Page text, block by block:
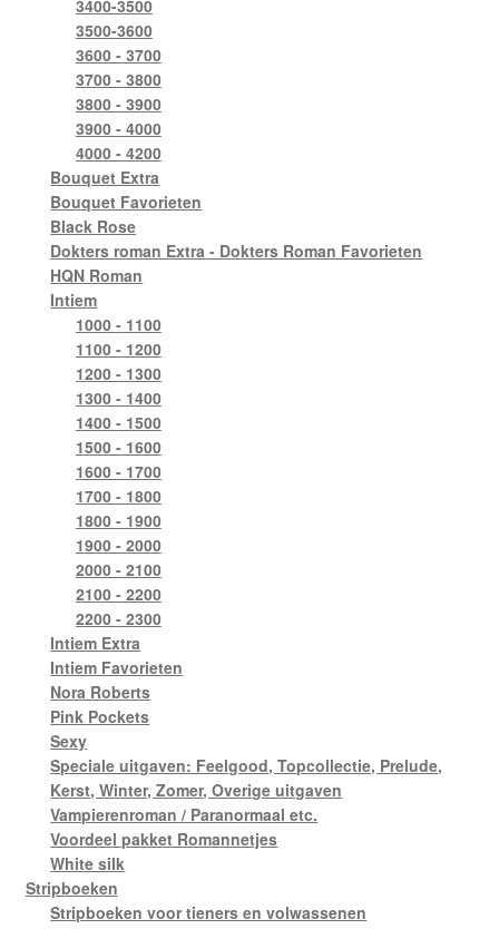
3400-3500
3500-3600
3600 - 3700
3700 - 3800
3800 - 3900
3900 - 4000
4000 - 4200
Bouquet Extra
Bouquet Favorieten
Black Rose
Dokters roman Extra - Dokters Roman Favorieten
HQN Roman
Intiem
1000 - 1100
1100 - 1200
1200 - 1300
1300 - 1400
1400 - 1500
1500 - 1600
1600 - 1700
1700 - 1800
1800 - 1900
1900 - 2000
2000 - 2100
2100 - 2200
2200 - 2300
Intiem Extra
Intiem Favorieten
Nora Roberts
Pink Pockets
Sexy
Speciale uitgaven: Feelgood, Topcollectie, Prelude,
Kerst, Winter, Zomer, Overige uitgaven
Vampierenroman / Paranormaal etc.
Voordeel pakket Romannetjes
White silk
Stripboeken
Stripboeken voor tieners en volwassenen